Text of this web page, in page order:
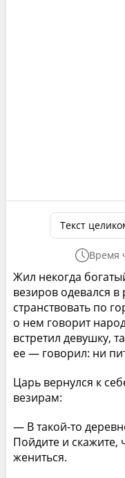
Текст
Время
Жил некогда
везиров одевался
странствовать по
о нем говорит
встретил девушку,
ее — говорил: ни
Царь вернулся к
везирам:
— В такой-то
Пойдите и скажите,
жениться.